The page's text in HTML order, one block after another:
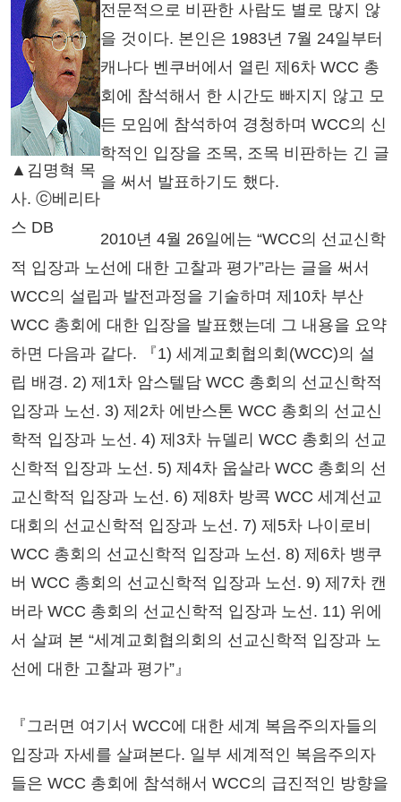
▲김명혁 목
사. ⓒ베리타
스 DB
전문적으로 비판한 사람도 별로 많지 않
을 것이다. 본인은 1983년 7월 24일부터
캐나다 벤쿠버에서 열린 제6차 WCC 총
회에 참석해서 한 시간도 빠지지 않고 모
든 모임에 참석하여 경청하며 WCC의 신
학적인 입장을 조목, 조목 비판하는 긴 글
을 써서 발표하기도 했다.
2010년 4월 26일에는 “WCC의 선교신학
적 입장과 노선에 대한 고찰과 평가”라는 글을 써서
WCC의 설립과 발전과정을 기술하며 제10차 부산
WCC 총회에 대한 입장을 발표했는데 그 내용을 요약
하면 다음과 같다. 『1) 세계교회협의회(WCC)의 설
립 배경. 2) 제1차 암스텔담 WCC 총회의 선교신학적
입장과 노선. 3) 제2차 에반스톤 WCC 총회의 선교신
학적 입장과 노선. 4) 제3차 뉴델리 WCC 총회의 선교
신학적 입장과 노선. 5) 제4차 웁살라 WCC 총회의 선
교신학적 입장과 노선. 6) 제8차 방콕 WCC 세계선교
대회의 선교신학적 입장과 노선. 7) 제5차 나이로비
WCC 총회의 선교신학적 입장과 노선. 8) 제6차 뱅쿠
버 WCC 총회의 선교신학적 입장과 노선. 9) 제7차 캔
버라 WCC 총회의 선교신학적 입장과 노선. 11) 위에
서 살펴 본 “세계교회협의회의 선교신학적 입장과 노
선에 대한 고찰과 평가”』
『그러면 여기서 WCC에 대한 세계 복음주의자들의
입장과 자세를 살펴본다. 일부 세계적인 복음주의자
들은 WCC 총회에 참석해서 WCC의 급진적인 방향을